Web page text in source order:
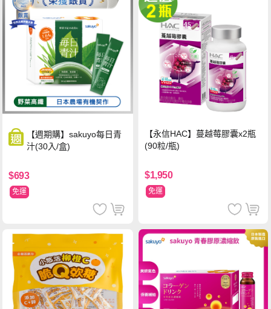
【週期購】sakuyo每日青
汁(30入/盒)
$693
免運
【永信HAC】蔓越莓膠囊x2瓶
(90粒/瓶)
$1,950
免運